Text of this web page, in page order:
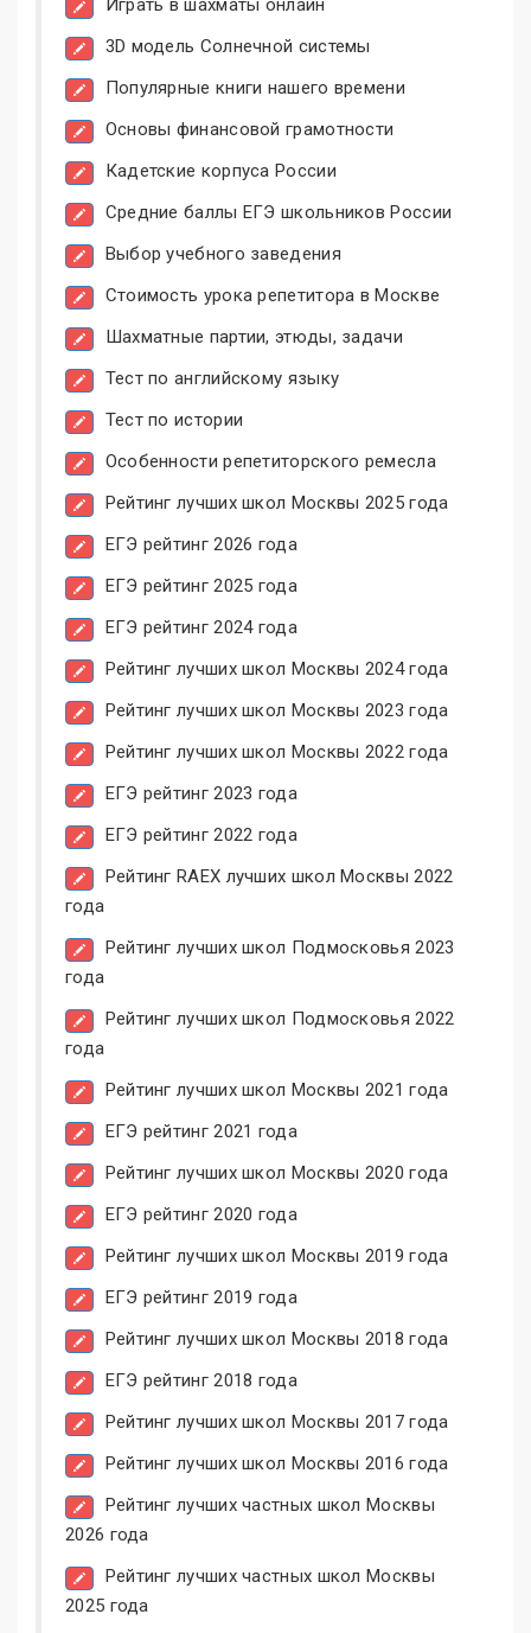
Играть в шахматы онлайн
3D модель Солнечной системы
Популярные книги нашего времени
Основы финансовой грамотности
Кадетские корпуса России
Средние баллы ЕГЭ школьников России
Выбор учебного заведения
Стоимость урока репетитора в Москве
Шахматные партии, этюды, задачи
Тест по английскому языку
Тест по истории
Особенности репетиторского ремесла
Рейтинг лучших школ Москвы 2025 года
ЕГЭ рейтинг 2026 года
ЕГЭ рейтинг 2025 года
ЕГЭ рейтинг 2024 года
Рейтинг лучших школ Москвы 2024 года
Рейтинг лучших школ Москвы 2023 года
Рейтинг лучших школ Москвы 2022 года
ЕГЭ рейтинг 2023 года
ЕГЭ рейтинг 2022 года
Рейтинг RAEX лучших школ Москвы 2022
года
Рейтинг лучших школ Подмосковья 2023
года
Рейтинг лучших школ Подмосковья 2022
года
Рейтинг лучших школ Москвы 2021 года
ЕГЭ рейтинг 2021 года
Рейтинг лучших школ Москвы 2020 года
ЕГЭ рейтинг 2020 года
Рейтинг лучших школ Москвы 2019 года
ЕГЭ рейтинг 2019 года
Рейтинг лучших школ Москвы 2018 года
ЕГЭ рейтинг 2018 года
Рейтинг лучших школ Москвы 2017 года
Рейтинг лучших школ Москвы 2016 года
Рейтинг лучших частных школ Москвы
2026 года
Рейтинг лучших частных школ Москвы
2025 года